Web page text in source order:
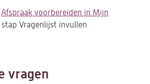
Afspraak voorbereiden in Mijn
stap Vragenlijst invullen.
vragen